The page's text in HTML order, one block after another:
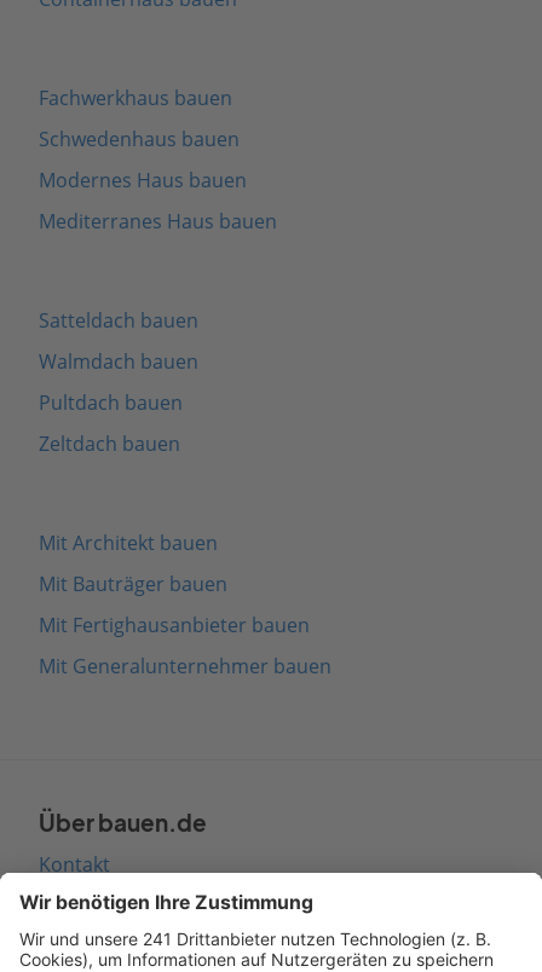
Fachwerkhaus bauen
Schwedenhaus bauen
Modernes Haus bauen
Mediterranes Haus bauen
Satteldach bauen
Walmdach bauen
Pultdach bauen
Zeltdach bauen
Mit Architekt bauen
Mit Bauträger bauen
Mit Fertighausanbieter bauen
Mit Generalunternehmer bauen
Über bauen.de
Kontakt
Seitenaufbau
Barrierefreiheit